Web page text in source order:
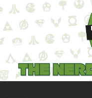
Salta
al
contenuto